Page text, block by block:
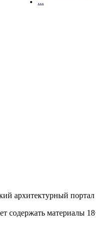
архитектурный
содержать материалы